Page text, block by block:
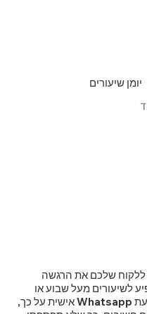
יומן שיעורים
ללקוח שלכם את הרגשה
לשיעורים מעל שבוע או
שבועיים? האפליקציה תשלח לו הודעת Whatsapp אישית על כך,